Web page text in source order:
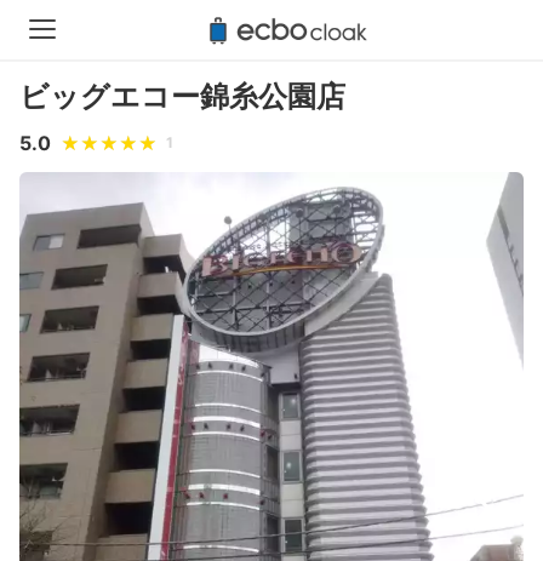
ビッグエコー錦糸公園店
5.0 1